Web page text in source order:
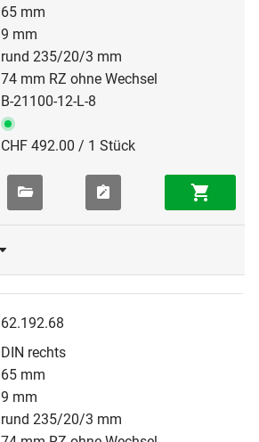
65 mm
9 mm
rund 235/20/3 mm
74 mm RZ ohne Wechsel
B-21100-12-L-8
CHF 492.00 / 1 Stück
62.192.68
DIN rechts
65 mm
9 mm
rund 235/20/3 mm